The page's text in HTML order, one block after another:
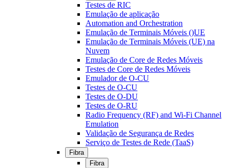
Testes de RIC
Emulação de aplicação
Automation and Orchestration
Emulação de Terminais Móveis ()UE
Emulação de Terminais Móveis (UE) na
Nuvem
Emulação de Core de Redes Móveis
Testes de Core de Redes Móveis
Emulador de O-CU
Testes de O-CU
Testes de O-DU
Testes de O-RU
Radio Frequency (RF) and Wi-Fi Channel
Emulation
Validação de Segurança de Redes
Serviço de Testes de Rede (TaaS)
Fibra
Fibra